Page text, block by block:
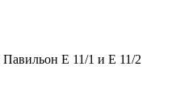
Е 11/1 и Е 11/2